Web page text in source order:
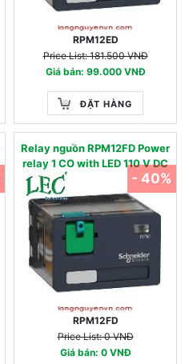
RPM12ED
Price List: 181.500 VNĐ
Giá bán: 99.000 VNĐ
ĐẶT HÀNG
Relay nguồn RPM12FD Power
relay 1 CO with LED 110 V DC
RPM12FD
Price List: 0 VNĐ
Giá bán: 0 VNĐ
- 40%